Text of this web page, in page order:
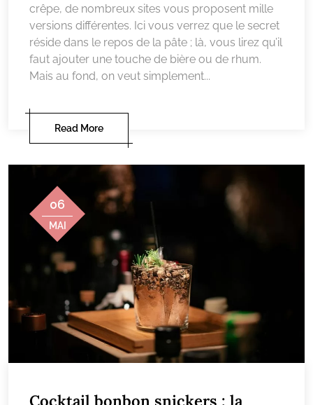
crêpe, de nombreux sites vous proposent mille
versions différentes. Ici vous verrez que le secret
réside dans le repos de la pâte ; là, vous lirez qu’il
faut ajouter une touche de bière ou de rhum.
Mais au fond, on veut simplement...
Read More
06
MAI
Cocktail bonbon snickers : la